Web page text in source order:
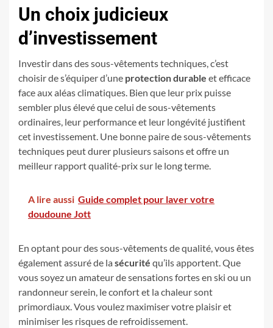
Un choix judicieux
d’investissement
Investir dans des sous-vêtements techniques, c’est
choisir de s’équiper d’une protection durable et efficace
face aux aléas climatiques. Bien que leur prix puisse
sembler plus élevé que celui de sous-vêtements
ordinaires, leur performance et leur longévité justifient
cet investissement. Une bonne paire de sous-vêtements
techniques peut durer plusieurs saisons et offre un
meilleur rapport qualité-prix sur le long terme.
A lire aussi Guide complet pour laver votre
doudoune Jott
En optant pour des sous-vêtements de qualité, vous êtes
également assuré de la sécurité qu’ils apportent. Que
vous soyez un amateur de sensations fortes en ski ou un
randonneur serein, le confort et la chaleur sont
primordiaux. Vous voulez maximiser votre plaisir et
minimiser les risques de refroidissement.